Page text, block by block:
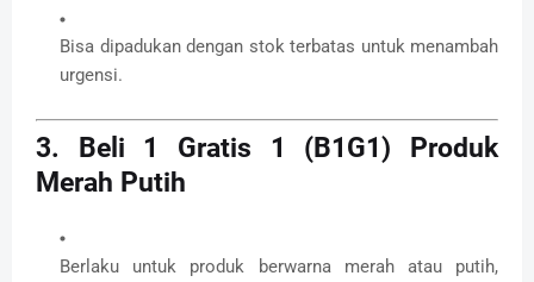
Bisa dipadukan dengan stok terbatas untuk menambah
urgensi.
3. Beli 1 Gratis 1 (B1G1) Produk
Merah Putih
Berlaku untuk produk berwarna merah atau putih,